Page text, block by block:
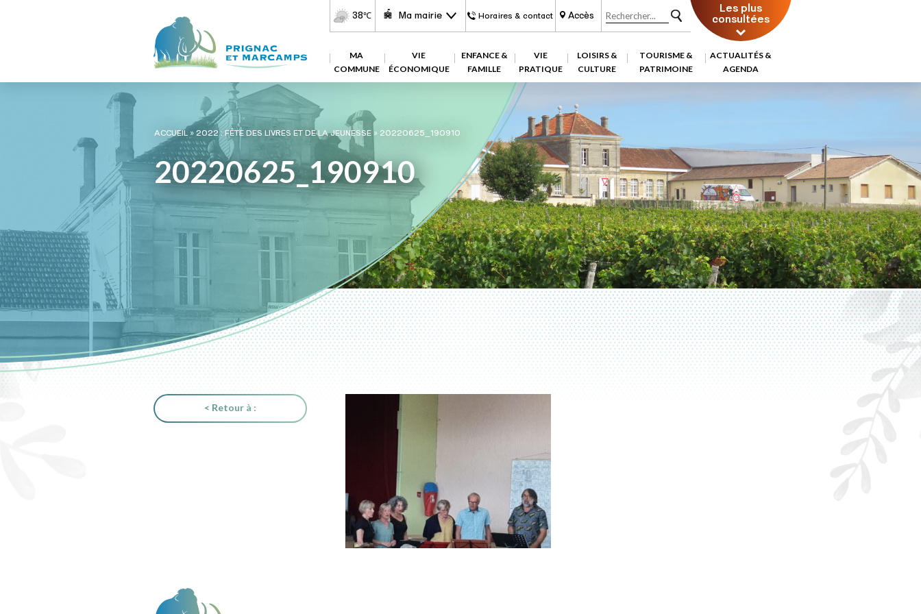
38℃ Ma mairie Horaires & contact Accès Les plus
consultées
MA
COMMUNE
VIE
ÉCONOMIQUE
ENFANCE &
FAMILLE
VIE
PRATIQUE
LOISIRS &
CULTURE
TOURISME &
PATRIMOINE
ACTUALITÉS &
AGENDA
ACCUEIL»2022 : FÊTE DES LIVRES ET DE LA JEUNESSE» 20220625_190910
20220625_190910
< Retour à :